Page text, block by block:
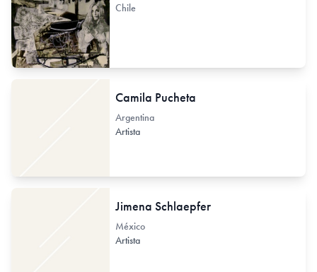
Chile
Camila Pucheta
Argentina
Artista
Jimena Schlaepfer
México
Artista